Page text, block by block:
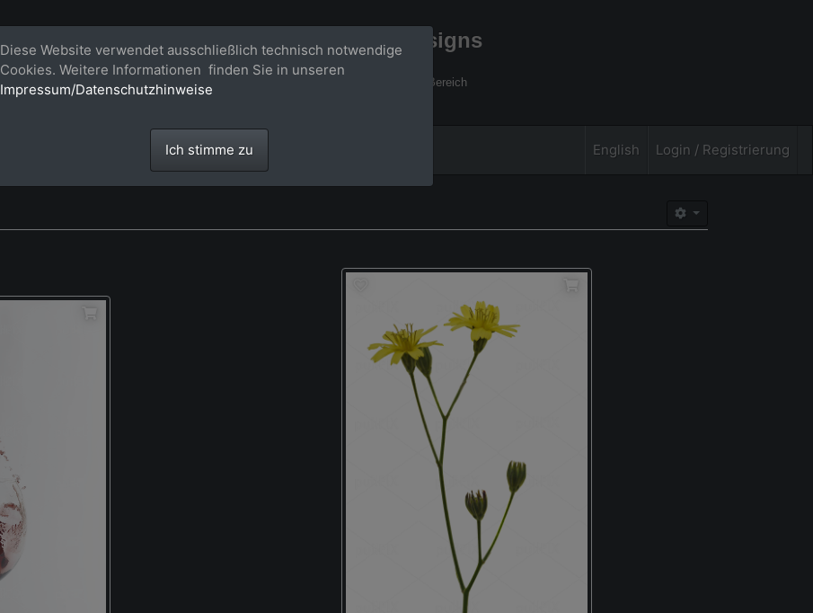
Bildagentur für großformatige Raumdesigns
Großformatige Bilder - über 100 Meter große 'largeformat' Fotos im Gigapixel Bereich
English Login / Registrierung
Diese Website verwendet ausschließlich technisch notwendige
Cookies. Weitere Informationen finden Sie in unseren
Impressum/Datenschutzhinweise
Ich stimme zu